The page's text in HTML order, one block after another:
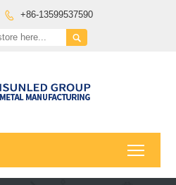
 +86-13599537590
